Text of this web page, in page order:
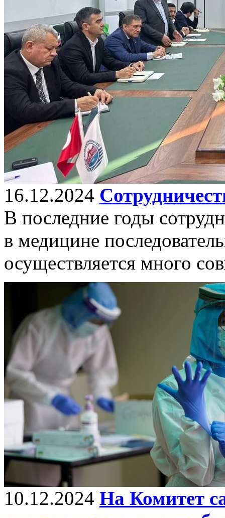
16.12.2024
В последние годы
в медицине
осуществляется много
10.12.2024 На Комитет